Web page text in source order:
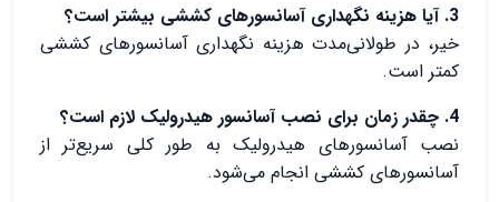
3. آیا هزینه نگهداری آسانسورهای کششی بیشتر است؟
خیر، در طولانی‌مدت هزینه نگهداری آسانسورهای کششی
کمتر است.
4. چقدر زمان برای نصب آسانسور هیدرولیک لازم است؟
نصب آسانسورهای هیدرولیک به طور کلی سریع‌تر از
آسانسورهای کششی انجام می‌شود.